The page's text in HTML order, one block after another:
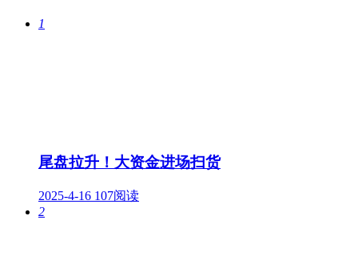
1
尾盘拉升！大资金进场扫货
2025-4-16 107阅读
2